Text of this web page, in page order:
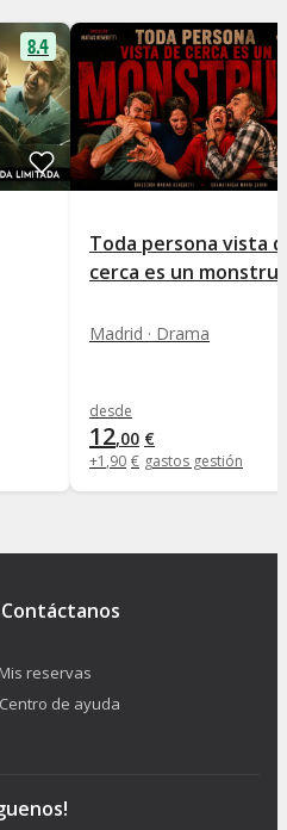
8.4
Toda persona vista
cerca es un
Madrid · Drama
desde
12,00 €
+1 ,90 € gastos gestión
Contáctanos
Mis reservas
de ayuda